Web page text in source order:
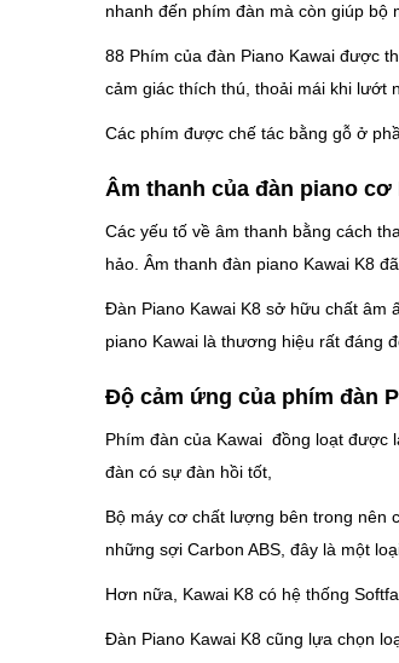
nhanh đến phím đàn mà còn giúp bộ
88 Phím của đàn Piano Kawai được
cảm giác thích thú, thoải mái khi lướt
Các phím được chế tác bằng gỗ ở
Âm thanh của đàn piano cơ
Các yếu tố về âm thanh bằng cách
hảo. Âm thanh đàn piano Kawai K8
Đàn Piano Kawai K8 sở hữu chất âm
piano Kawai là thương hiệu rất đáng
Độ cảm ứng của phím đàn
Phím đàn của Kawai đồng loạt được
đàn có sự đàn hồi tốt,
Bộ máy cơ chất lượng bên trong nên
những sợi Carbon ABS, đây là một
Hơn nữa, Kawai K8 có hệ thống
Đàn Piano Kawai K8 cũng lựa chọn